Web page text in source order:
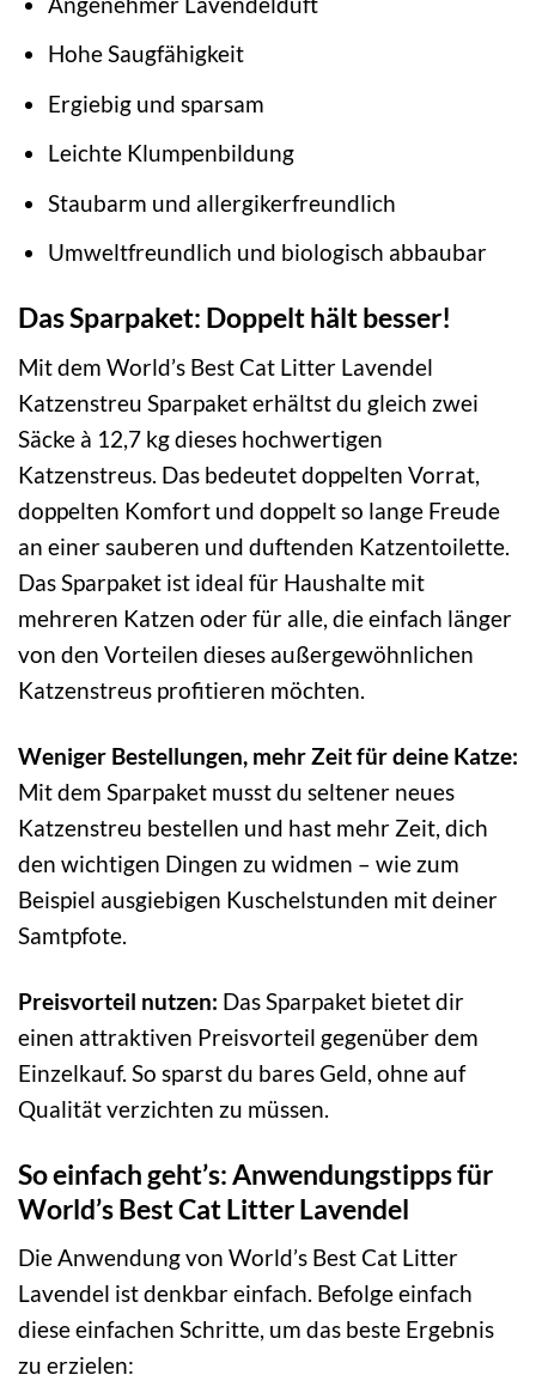
Hohe Saugfähigkeit
Ergiebig und sparsam
Leichte Klumpenbildung
Staubarm und allergikerfreundlich
Umweltfreundlich und biologisch abbaubar
Das Sparpaket: Doppelt hält besser!
Mit dem World’s Best Cat Litter Lavendel
Katzenstreu Sparpaket erhältst du gleich zwei
Säcke à 12,7 kg dieses hochwertigen
Katzenstreus. Das bedeutet doppelten Vorrat,
doppelten Komfort und doppelt so lange Freude
an einer sauberen und duftenden Katzentoilette.
Das Sparpaket ist ideal für Haushalte mit
mehreren Katzen oder für alle, die einfach länger
von den Vorteilen dieses außergewöhnlichen
Katzenstreus profitieren möchten.
Weniger Bestellungen, mehr Zeit für deine Katze:
Mit dem Sparpaket musst du seltener neues
Katzenstreu bestellen und hast mehr Zeit, dich
den wichtigen Dingen zu widmen – wie zum
Beispiel ausgiebigen Kuschelstunden mit deiner
Samtpfote.
Preisvorteil nutzen: Das Sparpaket bietet dir
einen attraktiven Preisvorteil gegenüber dem
Einzelkauf. So sparst du bares Geld, ohne auf
Qualität verzichten zu müssen.
So einfach geht’s: Anwendungstipps für
World’s Best Cat Litter Lavendel
Die Anwendung von World’s Best Cat Litter
Lavendel ist denkbar einfach. Befolge einfach
diese einfachen Schritte, um das beste Ergebnis
zu erzielen: